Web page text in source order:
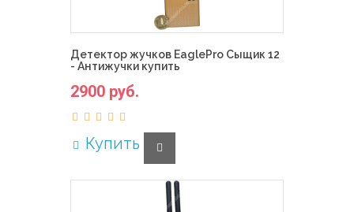
Детектор жучков EaglePro Сыщик 12
- Антижучки купить
2900 руб.
Купить